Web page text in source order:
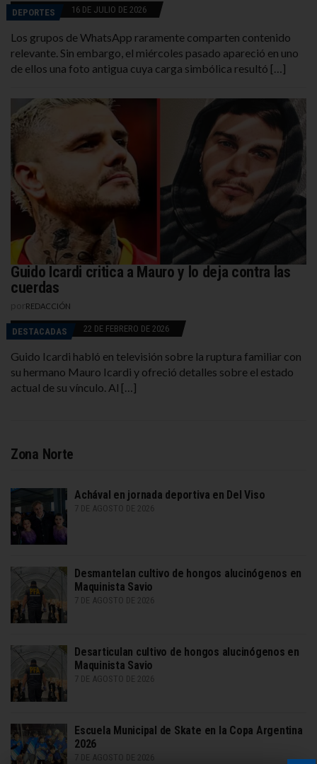
DEPORTES 16 DE JULIO DE 2026
Los grupos de WhatsApp raramente comparten contenido
relevante. Sin embargo, el miércoles pasado apareció en uno
de ellos una foto antigua cuya carga simbólica resultó […]
Guido Icardi critica a Mauro y lo deja contra las
cuerdas
REDACCIÓN
DESTACADAS 22 DE FEBRERO DE 2026
Guido Icardi habló en televisión sobre la ruptura familiar con
su hermano Mauro Icardi y ofreció detalles sobre el estado
actual de su vínculo. Al […]
Zona Norte
Achával en jornada deportiva en Del Viso
7 DE AGOSTO DE 2026
Desmantelan cultivo de hongos alucinógenos en
Maquinista Savio
7 DE AGOSTO DE 2026
Desarticulan cultivo de hongos alucinógenos en
Maquinista Savio
7 DE AGOSTO DE 2026
Escuela Municipal de Skate en la Copa Argentina
2026
7 DE AGOSTO DE 2026